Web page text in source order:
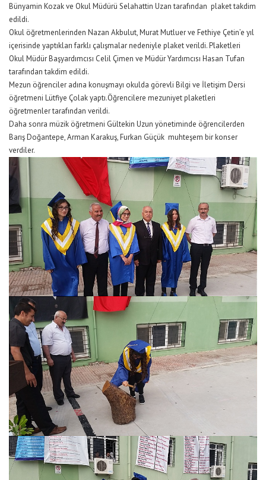
Bünyamin Kozak ve Okul Müdürü Selahattin Uzan tarafından plaket takdim
edildi.
Okul öğretmenlerinden Nazan Akbulut, Murat Mutluer ve Fethiye Çetin’e yıl
içerisinde yaptıkları farklı çalışmalar nedeniyle plaket verildi. Plaketleri
Okul Müdür Başyardımcısı Celil Çimen ve Müdür Yardımcısı Hasan Tufan
tarafından takdim edildi.
Mezun öğrenciler adına konuşmayı okulda görevli Bilgi ve İletişim Dersi
öğretmeni Lütfiye Çolak yaptı.Öğrencilere mezuniyet plaketleri
öğretmenler tarafından verildi.
Daha sonra müzik öğretmeni Gültekin Uzun yönetiminde öğrencilerden
Barış Doğantepe, Arman Karakuş, Furkan Güçük muhteşem bir konser
verdiler.